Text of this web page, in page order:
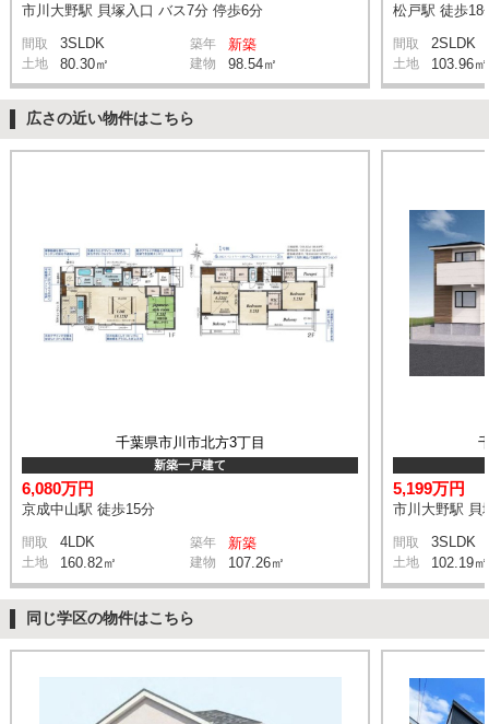
市川大野駅 貝塚入口 バス7分 停歩6分
間取 3SLDK 築年 新築
土地 80.30㎡ 建物 98.54㎡
松戸駅 徒歩18
間取 2SLDK
土地 103.96㎡
広さの近い物件はこちら
千葉県市川市北方3丁目
新築一戸建て
6,080万円
京成中山駅 徒歩15分
間取 4LDK 築年 新築
土地 160.82㎡ 建物 107.26㎡
5,199万円
市川大野駅 貝
間取 3SLDK
土地 102.19㎡
同じ学区の物件はこちら